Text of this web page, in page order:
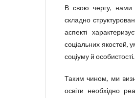
В свою чергу, нами
складно
аспекті
соціальних якостей,
соціуму й особистості.
Таким чином, ми
освіти необхідно